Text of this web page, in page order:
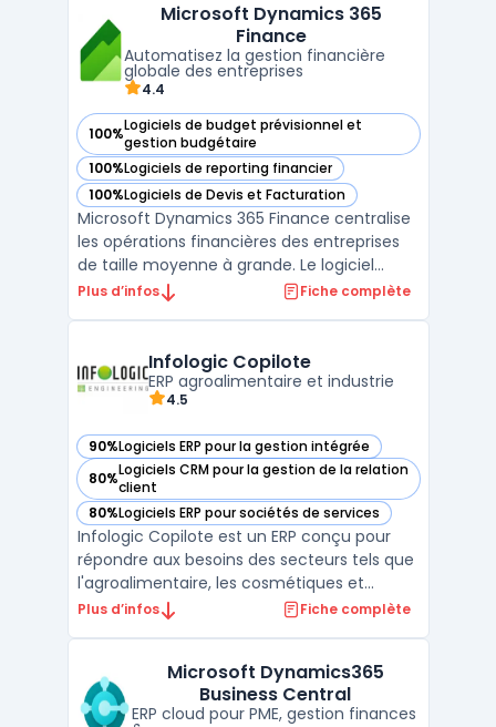
permet une intégration verticale des
données, reliant le ...
Microsoft Dynamics 365
Finance
Automatisez la gestion financière
globale des entreprises
4.4
100%Logiciels de budget prévisionnel et
gestion budgétaire
— voir Microsoft Dynamics 365 Finance dans cette
100%Logiciels de reporting financier
— voir Microsoft Dynamics 365 Finance dans cette
100%Logiciels de Devis et Facturation
— voir Microsoft Dynamics 365 Finance dans cette
Microsoft Dynamics 365 Finance centralise
les opérations financières des entreprises
de taille moyenne à grande. Le logiciel
prend en charge la gestion de la
fonctionnement en mode cloud adapte la
coordination à des environ ...
Plus d’infos Fiche complète
Infologic Copilote
ERP agroalimentaire et industrie
4.5
90%Logiciels ERP pour la gestion intégrée
— voir Infologic Copilote dans cette catégorie
80%Logiciels CRM pour la gestion de la relation
client
— voir Infologic Copilote dans cette catégorie
80%Logiciels ERP pour sociétés de services
— voir Infologic Copilote dans cette catégorie
Infologic Copilote est un ERP conçu pour
répondre aux besoins des secteurs tels que
l'agroalimentaire, les cosmétiques et
l'horticulture. Ce logiciel intègre les
des céréales, ainsi que d'autres domaines
clés ...
Plus d’infos Fiche complète
Microsoft Dynamics365
Business Central
ERP cloud pour PME, gestion finances